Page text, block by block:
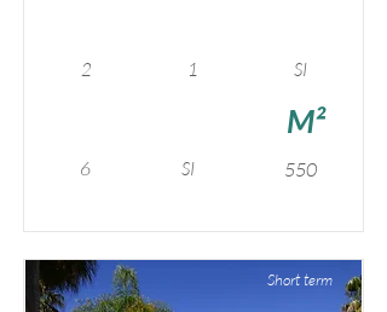
2
6
1
SI
SI
M²
550
Short term